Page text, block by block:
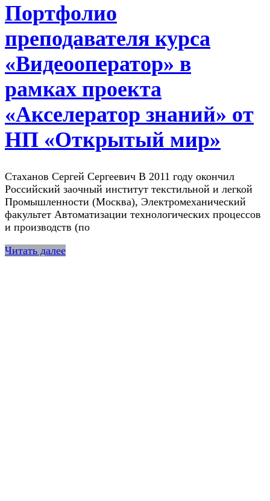
Портфолио
преподавателя курса
«Видеооператор» в
рамках проекта
«Акселератор знаний» от
НП «Открытый мир»
Стаханов Сергей Сергеевич В 2011 году окончил
Российский заочный институт текстильной и легкой
Промышленности (Москва), Электромеханический
факультет Автоматизации технологических процессов
и производств (по
Читать далее